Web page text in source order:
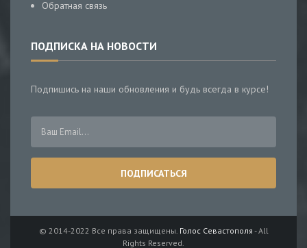
Обратная связь
ПОДПИСКА НА НОВОСТИ
Подпишись на наши обновления и будь всегда в курсе!
© 2014-2022 Все права защищены. Голос Севастополя - All
Rights Reserved.